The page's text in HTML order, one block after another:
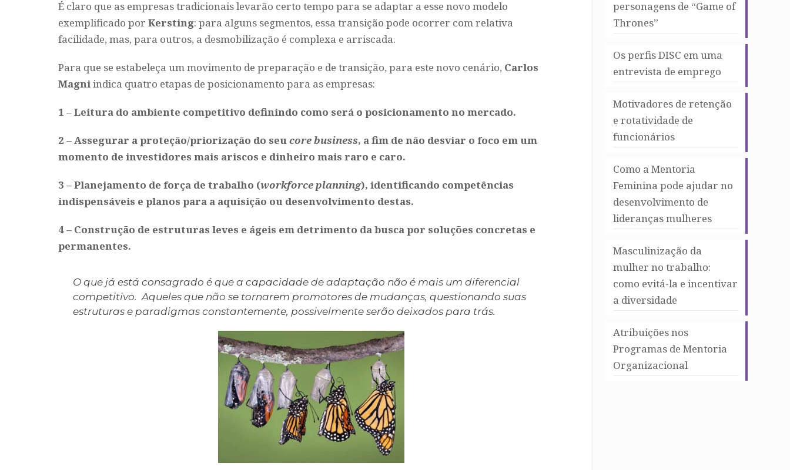
É claro que as empresas tradicionais levarão certo tempo para se adaptar a esse novo modelo
exemplificado porKersting: para alguns segmentos, essa transição pode ocorrer com relativa
facilidade, mas, para outros, a desmobilização é complexa e arriscada.
Para que se estabeleça um movimento de preparação e de transição, para este novo cenário, Carlos
Magniindica quatro etapas de posicionamento para as empresas:
1 – Leitura do ambiente competitivo definindo como será o posicionamento no mercado.
2 – Assegurar a proteção/priorização do seucore business, a fim de não desviar o foco em um
momento de investidores mais ariscos e dinheiro mais raro e caro.
3 – Planejamento de força de trabalho (workforce planning), identificando competências
indispensáveis e planos para a aquisição ou desenvolvimento destas.
4 – Construção de estruturas leves e ágeis em detrimento da busca por soluções concretas e
permanentes.
O que já está consagrado é que a capacidade de adaptação não é mais um diferencial
competitivo. Aqueles que não se tornarem promotores de mudanças, questionando suas
estruturas e paradigmas constantemente, possivelmente serão deixados para trás.
personagens de “Game of
Thrones”
Os perfis DISC em uma
entrevista de emprego
Motivadores de retenção
e rotatividade de
funcionários
Como a Mentoria
Feminina pode ajudar no
desenvolvimento de
lideranças mulheres
Masculinização da
mulher no trabalho:
como evitá-la e incentivar
a diversidade
Atribuições nos
Programas de Mentoria
Organizacional